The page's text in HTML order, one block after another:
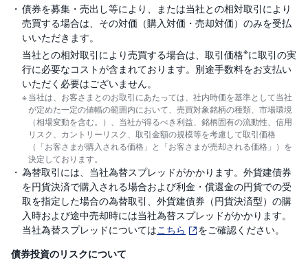
債券を募集・売出し等により、または当社との相対取引により
売買する場合は、その対価（購入対価・売却対価）のみを受払
いいただきます。
当社との相対取引により売買する場合は、取引価格※に取引の実
行に必要なコストが含まれております。別途手数料をお支払い
いただく必要はございません。
当社は、お客さまとのお取引にあたっては、社内時価を基準として当社
が定めた一定の値幅の範囲内において、売買対象銘柄の種類、市場環境
（相場変動を含む。）、当社が得るべき利益、銘柄固有の流動性、信用
リスク、カントリーリスク、取引金額の規模等を考慮して取引価格
（「お客さまが購入される価格」と「お客さまが売却される価格」）を
決定しております。
為替取引には、当社為替スプレッドがかかります。外貨建債券
を円貨決済で購入される場合および利金・償還金の円貨での受
取を指定した場合の為替取引、外貨建債券（円貨決済型）の購
入時および途中売却時には当社為替スプレッドがかかります。
当社為替スプレッドについてはこちら
をご確認ください。
債券投資のリスクについて